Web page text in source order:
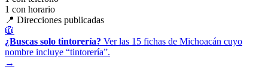
1 con horario
📍 Direcciones publicadas
🧥
¿Buscas solo tintorería? Ver las 15 fichas de Michoacán cuyo
nombre incluye “tintorería”.
→